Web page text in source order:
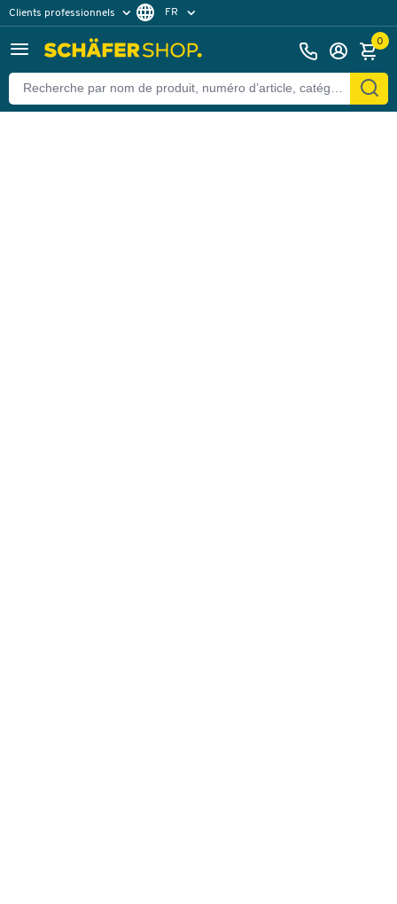
Clients professionnels
Clients particuliers
FR
0
Retour